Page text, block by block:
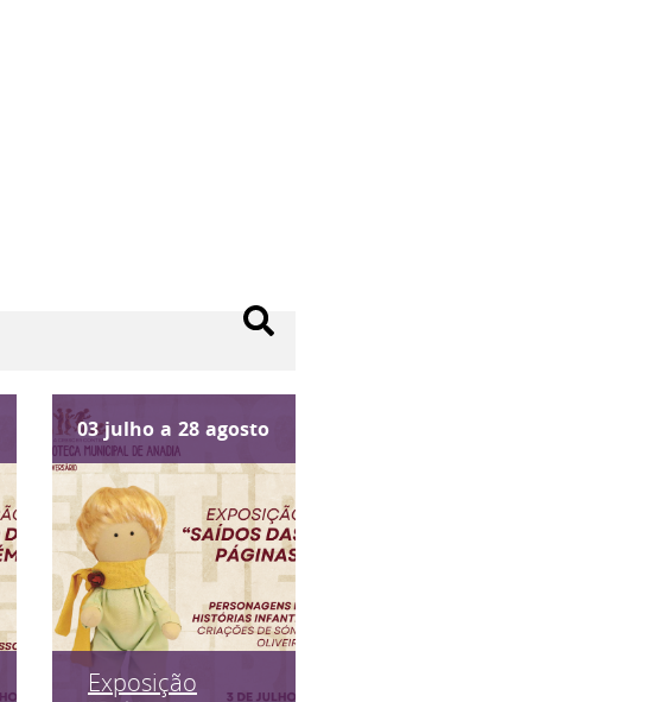
03 julho a 28 agosto
Exposição